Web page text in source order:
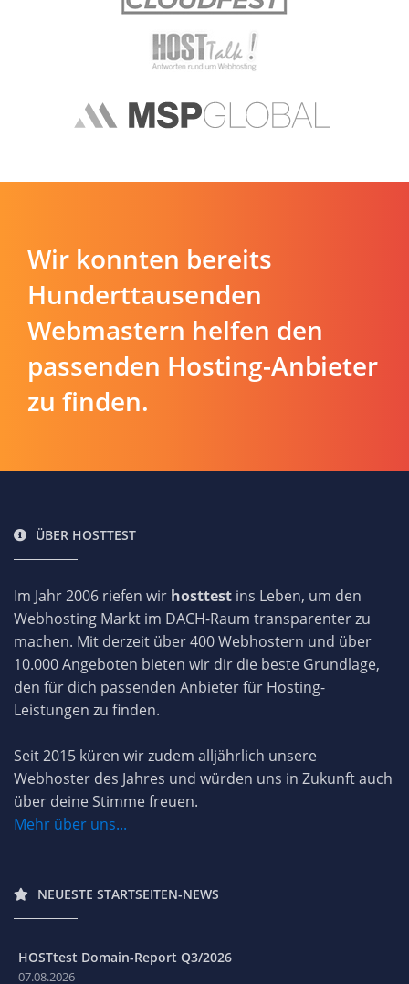
Wir konnten bereits
Hunderttausenden
Webmastern helfen den
passenden Hosting-Anbieter
zu finden.
ÜBER HOSTTEST
Im Jahr 2006 riefen wir hosttest ins Leben, um den
Webhosting Markt im DACH-Raum transparenter zu
machen. Mit derzeit über 400 Webhostern und über
10.000 Angeboten bieten wir dir die beste Grundlage,
den für dich passenden Anbieter für Hosting-
Leistungen zu finden.
Seit 2015 küren wir zudem alljährlich unsere
Webhoster des Jahres und würden uns in Zukunft auch
über deine Stimme freuen.
Mehr über uns...
NEUESTE STARTSEITEN-NEWS
HOSTtest Domain-Report Q3/2026
07.08.2026